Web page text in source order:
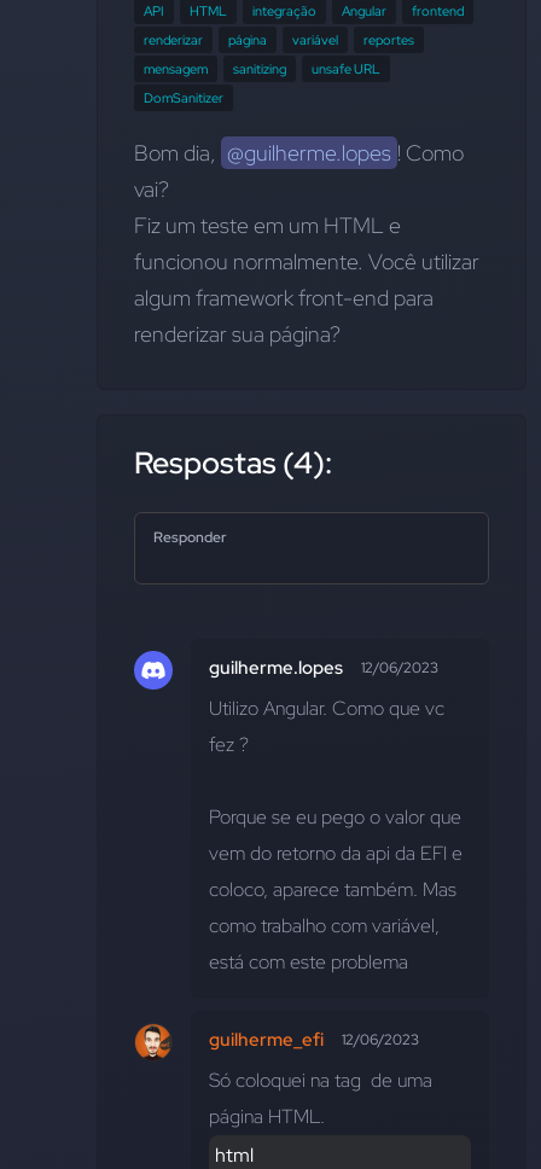
API HTML integração Angular
frontend
renderizar
página variável
reportes
mensagem
sanitizing
unsafe URL
DomSanitizer
Bom dia, @guilherme.lopes ! Como
vai?
Fiz um teste em um HTML e
funcionou normalmente. Você utilizar
algum framework front-end para
renderizar sua página?
Respostas (4):
Responder
guilherme.lopes 12/06/2023
Utilizo Angular. Como que vc
fez ?
Porque se eu pego o valor que
vem do retorno da api da EFI e
coloco, aparece também. Mas
como trabalho com variável,
está com este problema
guilherme_efi 12/06/2023
Só coloquei na tag de uma
página HTML.
html